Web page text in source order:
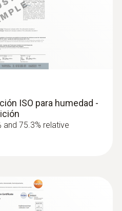
ISO para humedad -
and 75.3% relative